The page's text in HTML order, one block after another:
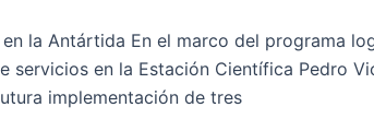
la Antártida En el marco del programa
servicios en la Estación Científica Pedro
implementación de tres